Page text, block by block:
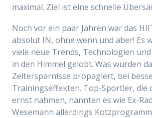
maximal. Ziel ist eine schnelle
Noch vor ein paar Jahren war das
absolut IN, ohne wenn und aber! Es
viele neue Trends, Technologien
in den Himmel gelobt. Was wurden
Zeitersparnisse propagiert, bei
Trainingseffekten. Top-Sportler, die
ernst nahmen, nannten es wie Ex-
Wesemann allerdings